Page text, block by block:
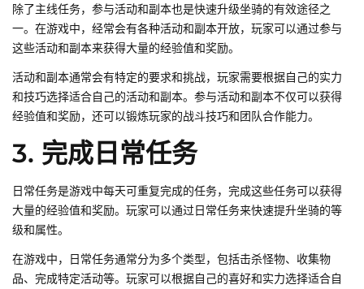
除了主线任务，参与活动和副本也是快速升级坐骑的有效途径之
一。在游戏中，经常会有各种活动和副本开放，玩家可以通过参与
这些活动和副本来获得大量的经验值和奖励。
活动和副本通常会有特定的要求和挑战，玩家需要根据自己的实力
和技巧选择适合自己的活动和副本。参与活动和副本不仅可以获得
经验值和奖励，还可以锻炼玩家的战斗技巧和团队合作能力。
3. 完成日常任务
日常任务是游戏中每天可重复完成的任务，完成这些任务可以获得
大量的经验值和奖励。玩家可以通过日常任务来快速提升坐骑的等
级和属性。
在游戏中，日常任务通常分为多个类型，包括击杀怪物、收集物
品、完成特定活动等。玩家可以根据自己的喜好和实力选择适合自